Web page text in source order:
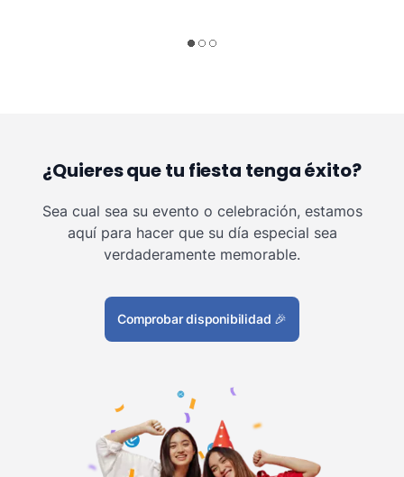
¿Quieres que tu fiesta tenga éxito?
Sea cual sea su evento o celebración, estamos
aquí para hacer que su día especial sea
verdaderamente memorable.
Comprobar disponibilidad 🎉